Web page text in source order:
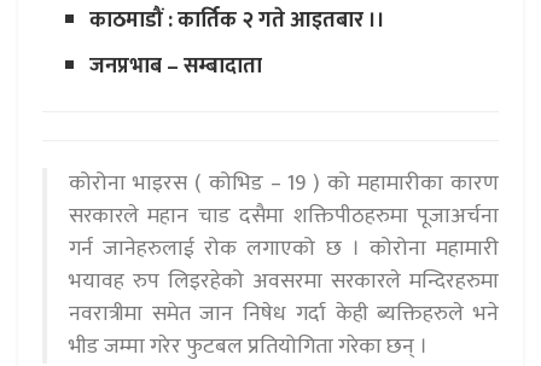
काठमाडौं : कार्तिक २ गते आइतबार ।।
जनप्रभाब – सम्बादाता
कोरोना भाइरस ( कोभिड – 19 ) को महामारीका कारण
सरकारले महान चाड दसैमा शक्तिपीठहरुमा पूजाअर्चना
गर्न जानेहरुलाई रोक लगाएको छ । कोरोना महामारी
भयावह रुप लिइरहेको अवसरमा सरकारले मन्दिरहरुमा
नवरात्रीमा समेत जान निषेध गर्दा केही ब्यक्तिहरुले भने
भीड जम्मा गरेर फुटबल प्रतियोगिता गरेका छन् ।